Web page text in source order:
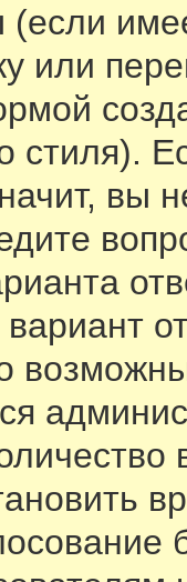
или
стиля).
вы